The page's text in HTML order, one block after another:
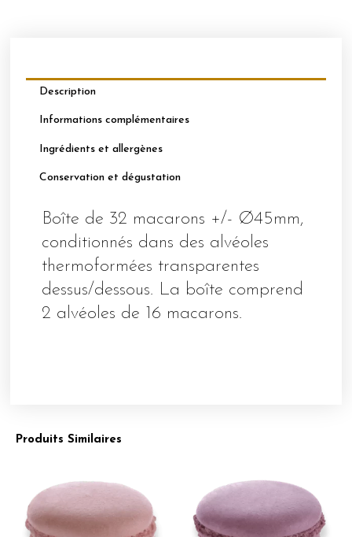
–
FLEUR
D’ORANGER
Description
Informations complémentaires
Ingrédients et allergènes
Conservation et dégustation
Boîte de 32 macarons +/- Ø45mm,
conditionnés dans des alvéoles
thermoformées transparentes
dessus/dessous. La boîte comprend
2 alvéoles de 16 macarons.
Produits Similaires